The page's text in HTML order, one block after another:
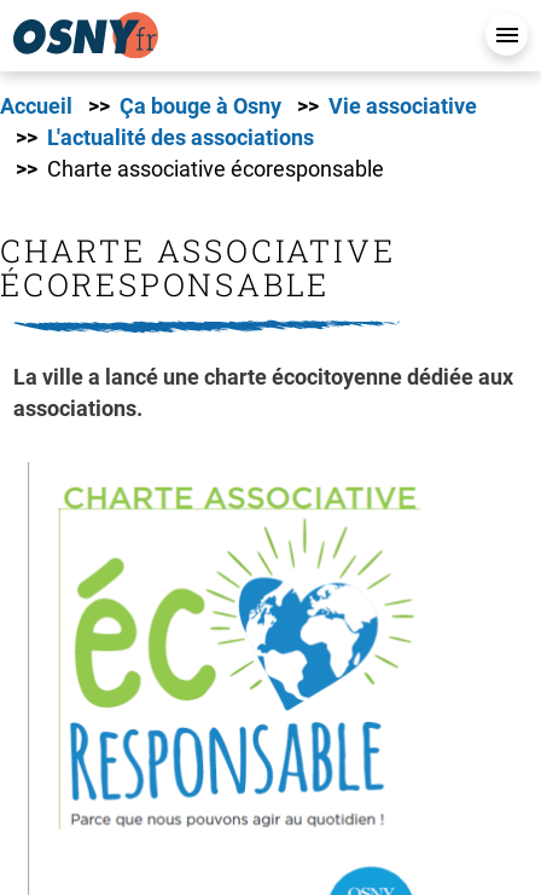
Accueil Ça bouge à Osny
Vie associative
L'actualité des associations
Charte associative écoresponsable
CHARTE ASSOCIATIVE
ÉCORESPONSABLE
La ville a lancé une charte écocitoyenne dédiée aux
associations.